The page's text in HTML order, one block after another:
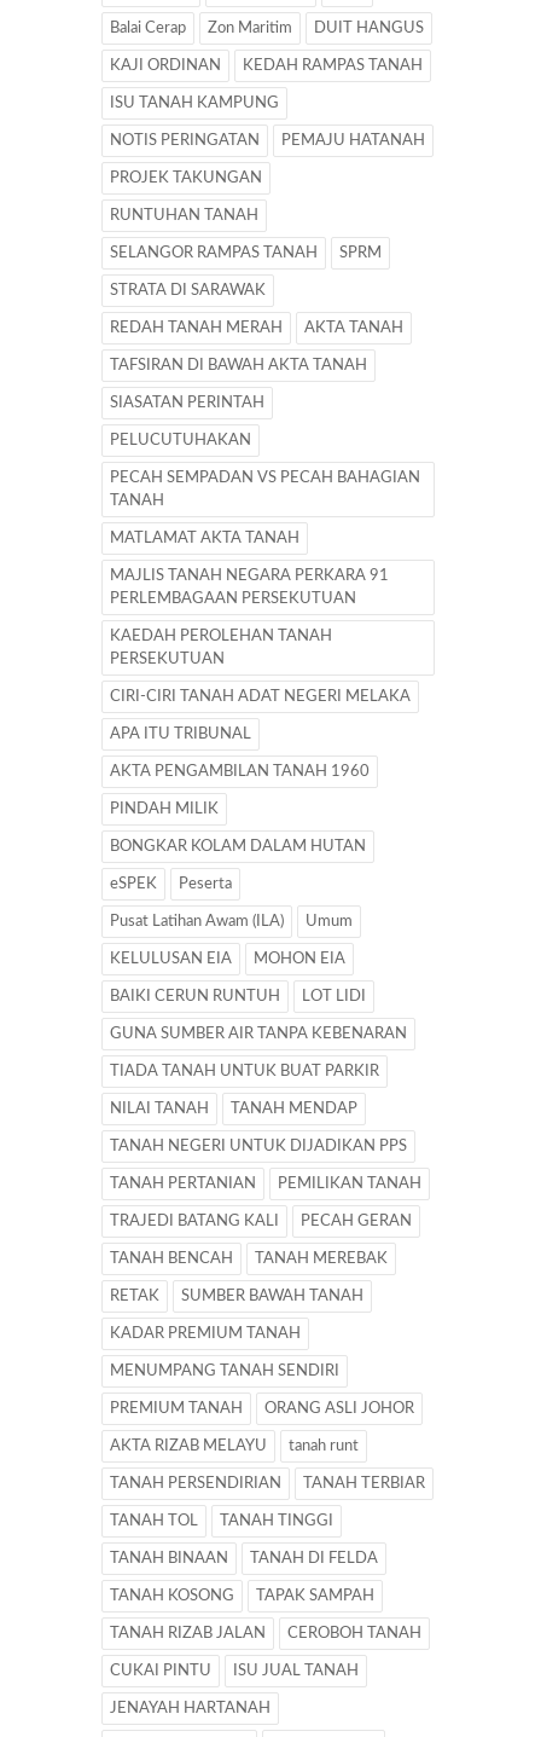
Balai Cerap Zon Maritim DUIT HANGUS
KAJI ORDINAN KEDAH RAMPAS TANAH
ISU TANAH KAMPUNG
NOTIS PERINGATAN PEMAJU HATANAH
PROJEK TAKUNGAN
RUNTUHAN TANAH
SELANGOR RAMPAS TANAH SPRM
STRATA DI SARAWAK
REDAH TANAH MERAH AKTA TANAH
TAFSIRAN DI BAWAH AKTA TANAH
SIASATAN PERINTAH
PELUCUTUHAKAN
PECAH SEMPADAN VS PECAH BAHAGIAN
TANAH
MATLAMAT AKTA TANAH
MAJLIS TANAH NEGARA PERKARA 91
PERLEMBAGAAN PERSEKUTUAN
KAEDAH PEROLEHAN TANAH
PERSEKUTUAN
CIRI-CIRI TANAH ADAT NEGERI MELAKA
APA ITU TRIBUNAL
AKTA PENGAMBILAN TANAH 1960
PINDAH MILIK
BONGKAR KOLAM DALAM HUTAN
eSPEK Peserta
Pusat Latihan Awam (ILA) Umum
KELULUSAN EIA MOHON EIA
BAIKI CERUN RUNTUH LOT LIDI
GUNA SUMBER AIR TANPA KEBENARAN
TIADA TANAH UNTUK BUAT PARKIR
NILAI TANAH TANAH MENDAP
TANAH NEGERI UNTUK DIJADIKAN PPS
TANAH PERTANIAN PEMILIKAN TANAH
TRAJEDI BATANG KALI PECAH GERAN
TANAH BENCAH TANAH MEREBAK
RETAK SUMBER BAWAH TANAH
KADAR PREMIUM TANAH
MENUMPANG TANAH SENDIRI
PREMIUM TANAH ORANG ASLI JOHOR
AKTA RIZAB MELAYU tanah runt
TANAH PERSENDIRIAN TANAH TERBIAR
TANAH TOL TANAH TINGGI
TANAH BINAAN TANAH DI FELDA
TANAH KOSONG TAPAK SAMPAH
TANAH RIZAB JALAN CEROBOH TANAH
CUKAI PINTU ISU JUAL TANAH
JENAYAH HARTANAH